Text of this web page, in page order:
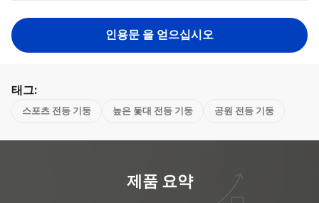
인용문 을 얻으십시오
태그:
스포츠 전등 기둥 높은 돛대 전등 기둥 공원 전등 기둥
제품 요약